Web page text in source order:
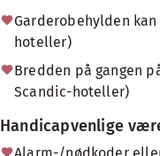
Garderobehylden
hoteller)
Bredden på gangen
Scandic-hoteller)
Handicapvenlige